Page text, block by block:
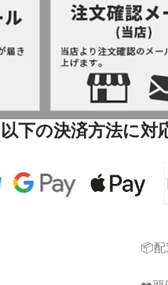
以下の決済方法に対
📦配